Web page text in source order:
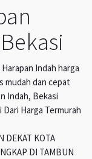
Indah harga
mudah dan cepat
Indah, Bekasi
Dari Harga Termurah
DEKAT KOTA
DI TAMBUN